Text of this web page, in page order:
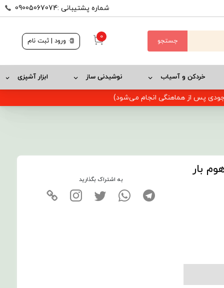
شماره پشتیبانی :09005067074
جستجو 0 ورود | ثبت نام
خردکن و آسیاب نوشیدنی ساز ابزار آشپزی
پس از هماهنگی انجام می‌شود)
به اشتراک بگذارید